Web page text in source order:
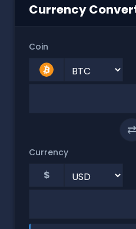
Currency
Coin
⇄
Currency
$